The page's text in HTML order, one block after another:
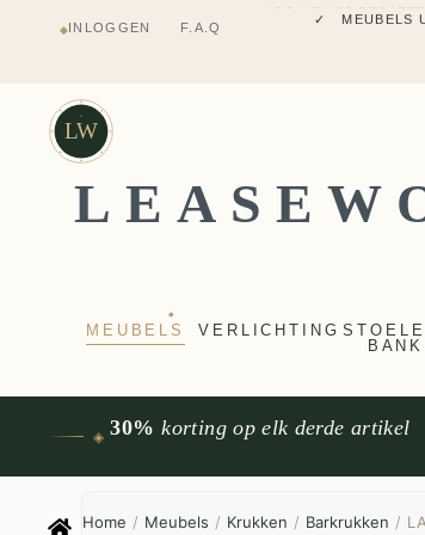
◆INLOGGEN F.A.Q
✓ MEUBELS
LW
MEUBELS
◆
VERLICHTING
◈ 30% korting op elk derde artikel
Home / Meubels / Krukken / Barkrukken /